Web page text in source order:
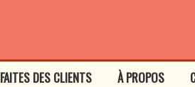
FAITES DES CLIENTS À PROPOS